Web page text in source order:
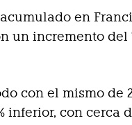
en
un incremento del
con el mismo de
inferior, con cerca